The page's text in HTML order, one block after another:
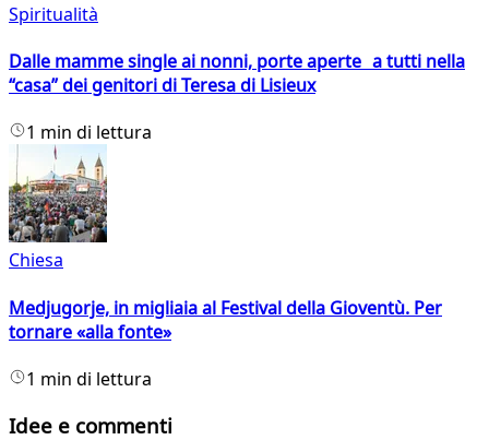
Spiritualità
Dalle mamme single ai nonni, porte aperte a tutti nella
“casa” dei genitori di Teresa di Lisieux
1 min di lettura
Chiesa
Medjugorje, in migliaia al Festival della Gioventù. Per
tornare «alla fonte»
1 min di lettura
Idee e commenti